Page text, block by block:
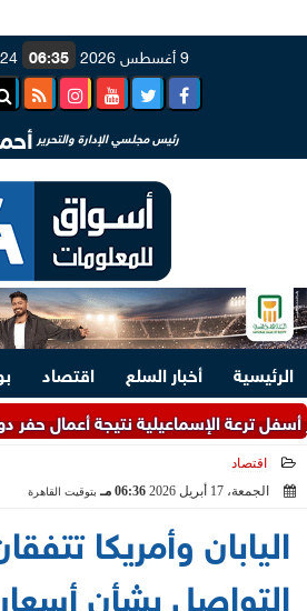
9 أغسطس 2026 06:35 24 صفر 1448
رئيس مجلسي الإدارة والتحرير
الرئيسية أخبار السلع اقتصاد
الإسماعيلية نتيجة أعمال حفر دون
اقتصاد
الجمعة، 17 أبريل 2026
06:36 مـ بتوقيت القاهرة
اليابان وأمريكا
التواصل بشأن